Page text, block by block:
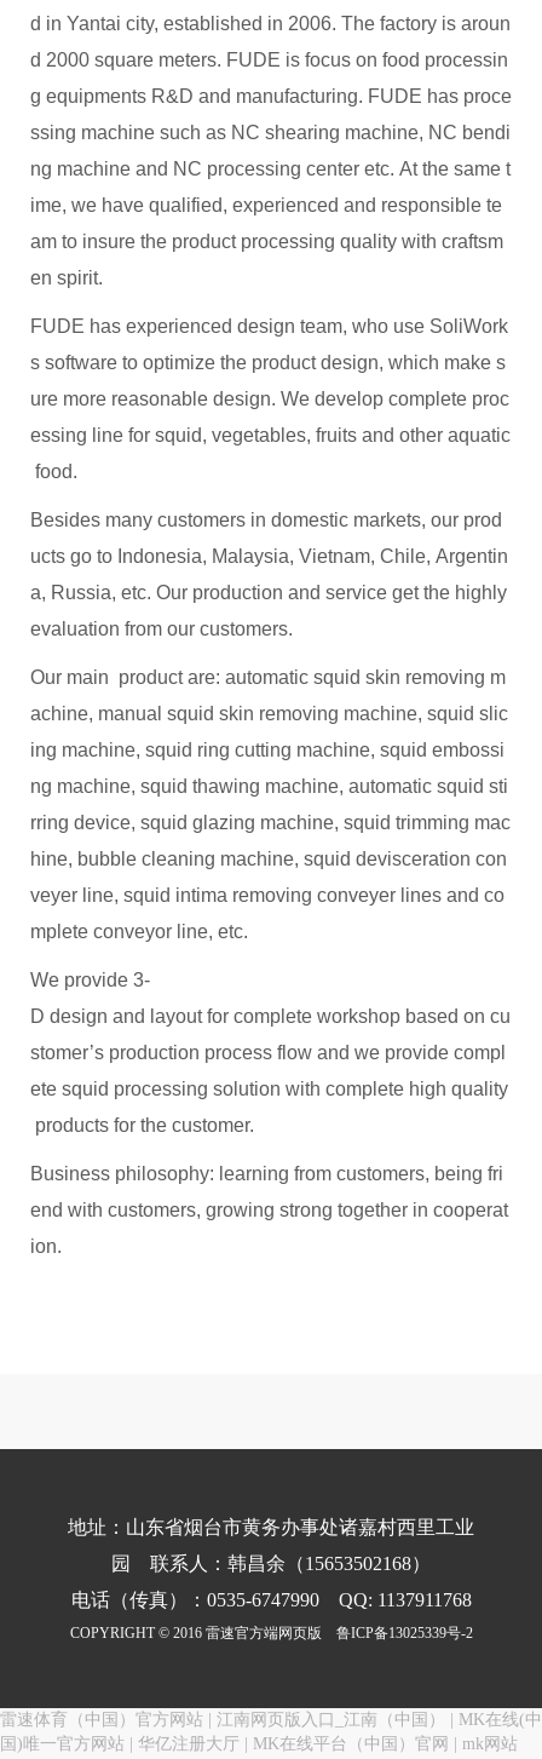
d in Yantai city, established in 2006. The factory is aroun
d 2000 square meters. FUDE is focus on food processin
g equipments R&D and manufacturing. FUDE has proce
ssing machine such as NC shearing machine, NC bendi
ng machine and NC processing center etc. At the same t
ime, we have qualified, experienced and responsible te
am to insure the product processing quality with craftsm
en spirit.
FUDE has experienced design team, who use SoliWork
s software to optimize the product design, which make s
ure more reasonable design. We develop complete proc
essing line for squid, vegetables, fruits and other aquatic
food.
Besides many customers in domestic markets, our prod
ucts go to Indonesia, Malaysia, Vietnam, Chile, Argentin
a, Russia, etc. Our production and service get the highly
evaluation from our customers.
Our main product are: automatic squid skin removing m
achine, manual squid skin removing machine, squid slic
ing machine, squid ring cutting machine, squid embossi
ng machine, squid thawing machine, automatic squid sti
rring device, squid glazing machine, squid trimming mac
hine, bubble cleaning machine, squid devisceration con
veyer line, squid intima removing conveyer lines and co
mplete conveyor line, etc.
We provide 3-
D design and layout for complete workshop based on cu
stomer’s production process flow and we provide compl
ete squid processing solution with complete high quality
products for the customer.
Business philosophy: learning from customers, being fri
end with customers, growing strong together in cooperat
ion.
地址：山东省烟台市黄务办事处诸嘉村西里工业
园 联系人：韩昌余（15653502168）
电话（传真）：0535-6747990 QQ: 1137911768
COPYRIGHT © 2016 雷速官方端网页版 鲁ICP备13025339号-2
雷速体育（中国）官方网站 江南网页版入口_江南（中国）
MK在线(中
国)唯一官方网站
华亿注册大厅 MK在线平台（中国）官网 mk网站